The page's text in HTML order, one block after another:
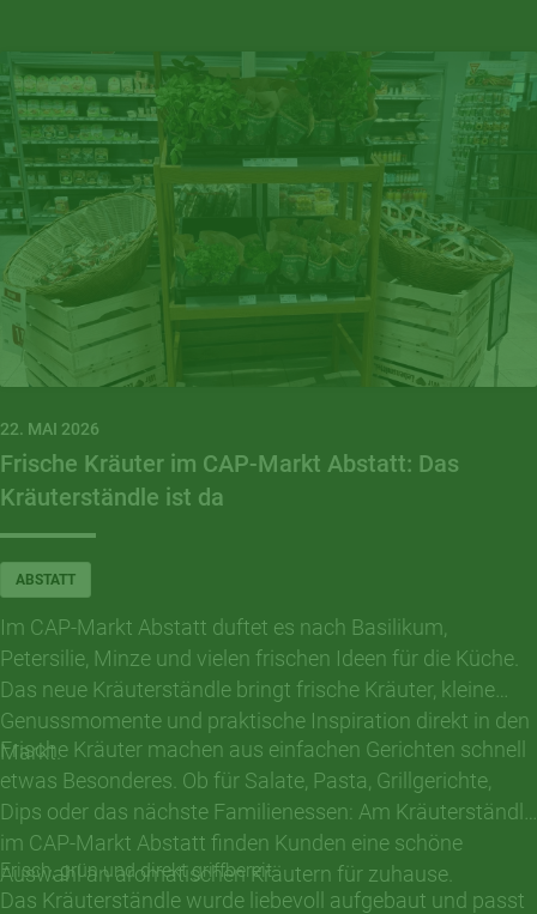
22. MAI 2026
Frische Kräuter im CAP-Markt Abstatt: Das
Kräuterständle ist da
ABSTATT
Im CAP-Markt Abstatt duftet es nach Basilikum,
Petersilie, Minze und vielen frischen Ideen für die Küche.
Das neue Kräuterständle bringt frische Kräuter, kleine
Genussmomente und praktische Inspiration direkt in den
Markt.
Frische Kräuter machen aus einfachen Gerichten schnell
etwas Besonderes. Ob für Salate, Pasta, Grillgerichte,
Dips oder das nächste Familienessen: Am Kräuterständle
im CAP-Markt Abstatt finden Kunden eine schöne
Auswahl an aromatischen Kräutern für zuhause.
Frisch, grün und direkt griffbereit
Das Kräuterständle wurde liebevoll aufgebaut und passt